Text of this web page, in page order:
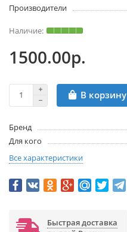
Производители
1500.00р.
В корзину
Бренд
Для кого
Все характеристики
Быстрая доставка